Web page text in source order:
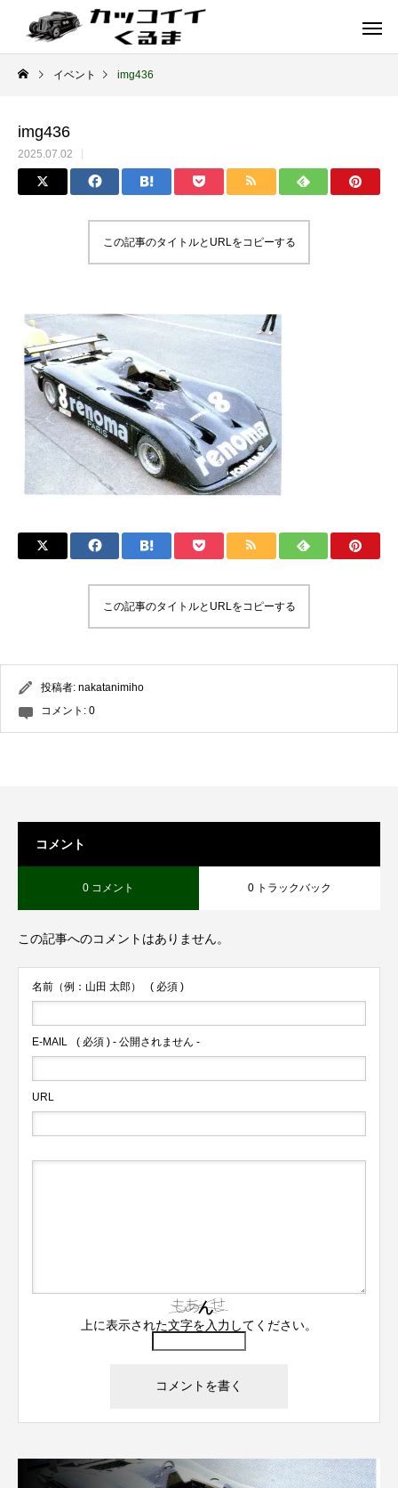
イギリス車
ENGLAND
ドイツ車
GERMANY
イベント img436
img436
2025.07.02
この記事のタイトルとURLをコピーする
この記事のタイトルとURLをコピーする
投稿者: nakatanimiho
コメント: 0
コメント
0 コメント 0 トラックバック
この記事へのコメントはありません。
名前（例：山田 太郎） ( 必須 )
E-MAIL ( 必須 ) - 公開されません -
URL
上に表示された文字を入力してください。